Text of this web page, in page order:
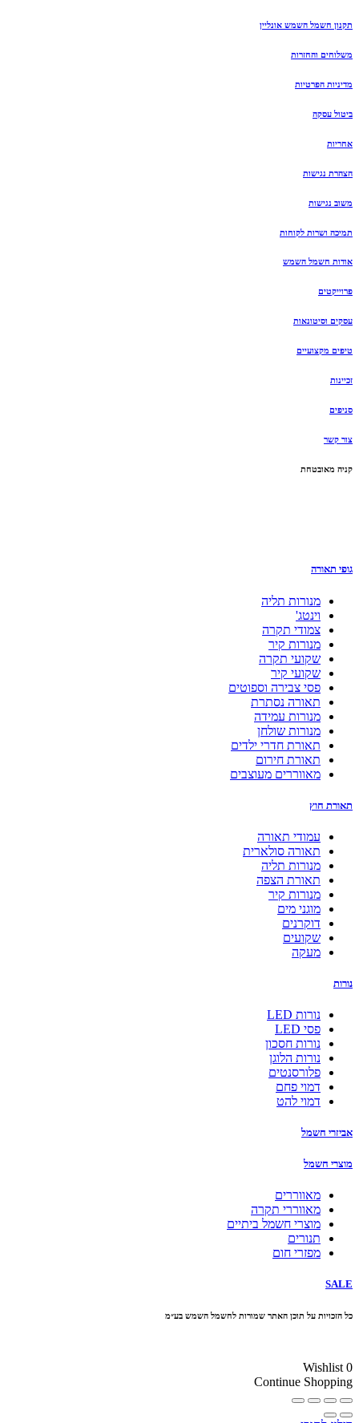
תקנון חשמל השמש אונליין
משלוחים והחזרות
מדיניות הפרטיות
ביטול עסקה
אחריות
הצהרת נגישות
משוב נגישות
תמיכה ושרות לקוחות
אודות חשמל השמש
פרוייקטים
עסקים וסיטונאות
טיפים מקצועיים
זכיינות
סניפים
צור קשר
קניה מאובטחת
גופי תאורה
מנורות תליה
וינטג'
צמודי תקרה
מנורות קיר
שקועי תקרה
שקועי קיר
פסי צבירה וספוטים
תאורה נסתרת
מנורות עמידה
מנורות שולחן
תאורת חדרי ילדים
תאורת חירום
מאווררים מעוצבים
תאורת חוץ
עמודי תאורה
תאורה סולארית
מנורות תליה
תאורת הצפה
מנורות קיר
מוגני מים
דוקרנים
שקועים
מעקה
נורות
נורות LED
פסי LED
נורות חסכון
נורות הלוגן
פלורסנטים
דמוי פחם
דמוי להט
אביזרי חשמל
מוצרי חשמל
מאווררים
מאווררי תקרה
מוצרי חשמל ביתיים
תנורים
מפזרי חום
SALE
כל הזכויות על תוכן האתר שמורות לחשמל השמש בע״מ
Wishlist 0
Continue Shopping